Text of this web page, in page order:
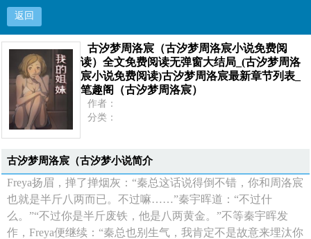
返回
古汐梦周洛宸（古汐梦周洛宸小说免费阅读）全文
免费阅读无弹窗大结局_(古汐梦周洛宸小说免费阅
读)古汐梦周洛宸最新章节列表_笔趣阁（古汐梦周
洛宸）
首页
古汐梦周洛宸（古汐梦周洛宸小说免费阅
读）全文免费阅读无弹窗大结局_(古汐梦周洛
宸小说免费阅读)古汐梦周洛宸最新章节列表_
笔趣阁（古汐梦周洛宸）
作者：
分类：
最新：
古汐梦周洛宸（古汐梦小说简介
Freya扬眉，掸了掸烟灰：“秦总这话说得倒不错，你和周洛宸
也就是半斤八两而已。不过嘛……”秦宇晖道：“不过什
么。”“不过你是半斤废铁，他是八两黄金。”不等秦宇晖发
作，Freya便继续：“秦总也别生气，我肯定不是故意来埋汰你